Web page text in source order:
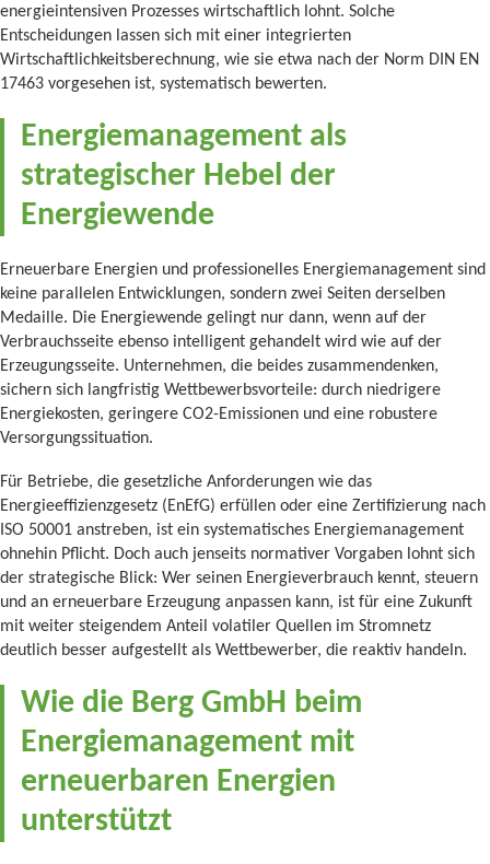
energieintensiven Prozesses wirtschaftlich lohnt. Solche
Entscheidungen lassen sich mit einer integrierten
Wirtschaftlichkeitsberechnung, wie sie etwa nach der Norm DIN EN
17463 vorgesehen ist, systematisch bewerten.
Energiemanagement als
strategischer Hebel der
Energiewende
Erneuerbare Energien und professionelles Energiemanagement sind
keine parallelen Entwicklungen, sondern zwei Seiten derselben
Medaille. Die Energiewende gelingt nur dann, wenn auf der
Verbrauchsseite ebenso intelligent gehandelt wird wie auf der
Erzeugungsseite. Unternehmen, die beides zusammendenken,
sichern sich langfristig Wettbewerbsvorteile: durch niedrigere
Energiekosten, geringere CO2-Emissionen und eine robustere
Versorgungssituation.
Für Betriebe, die gesetzliche Anforderungen wie das
Energieeffizienzgesetz (EnEfG) erfüllen oder eine Zertifizierung nach
ISO 50001 anstreben, ist ein systematisches Energiemanagement
ohnehin Pflicht. Doch auch jenseits normativer Vorgaben lohnt sich
der strategische Blick: Wer seinen Energieverbrauch kennt, steuern
und an erneuerbare Erzeugung anpassen kann, ist für eine Zukunft
mit weiter steigendem Anteil volatiler Quellen im Stromnetz
deutlich besser aufgestellt als Wettbewerber, die reaktiv handeln.
Wie die Berg GmbH beim
Energiemanagement mit
erneuerbaren Energien
unterstützt